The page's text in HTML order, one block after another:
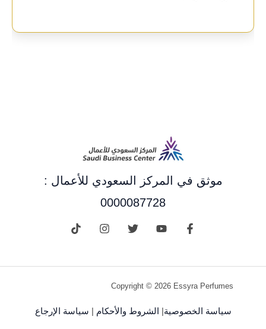
موثق في المركز السعودي للأعمال :
0000087728
Copyright © 2026 Essyra Perfumes
سياسة الخصوصية الشروط والأحكام سياسة الإرجاع